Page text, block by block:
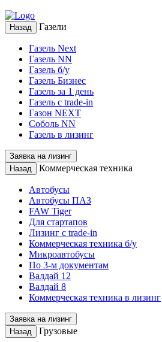
Назад Газели
Газель Next
Газель NN
Газель б/у
Газель Бизнес
Газель за 1 день
Газель с trade-in
Газон NEXT
Соболь NN
Газель в лизинг
Заявка на лизинг
Назад
Коммерческая техника
Автобусы
Автобусы ПАЗ
FAW Tiger
Для стартапов
Лизинг с trade-in
Коммерческая техника б/у
Микроавтобусы
По 3-м документам
Валдай 12
Валдай 8
Коммерческая техника в лизинг
Заявка на лизинг
Назад
Грузовые